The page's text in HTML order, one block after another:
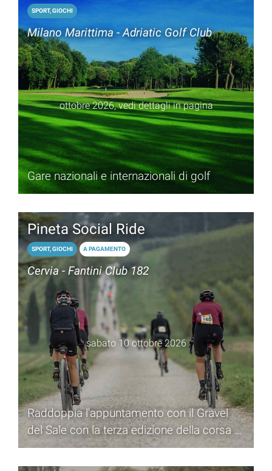
SPORT, GIOCHI
Milano Marittima - Adriatic Golf Club
ottobre 2026, vedi dettagli in pagina
Gare nazionali e internazionali di golf
Pineta Social Ride
SPORT, GIOCHI A PAGAMENTO
Cervia - Fantini Club 182
sabato 10 ottobre 2026
Raddoppia l'appuntamento con il Gravel
del Sale con la terza edizione della corsa di
ciclistica di 40 km